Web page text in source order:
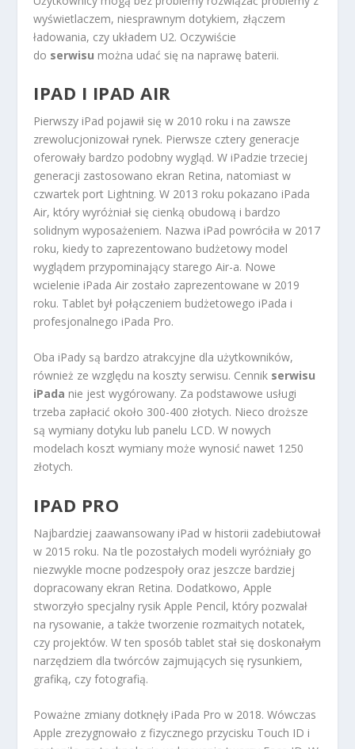
wyświetlaczem, niesprawnym dotykiem, złączem
ładowania, czy układem U2. Oczywiście
do serwisu można udać się na naprawę baterii.
IPAD I IPAD AIR
Pierwszy iPad pojawił się w 2010 roku i na zawsze
zrewolucjonizował rynek. Pierwsze cztery generacje
oferowały bardzo podobny wygląd. W iPadzie trzeciej
generacji zastosowano ekran Retina, natomiast w
czwartek port Lightning. W 2013 roku pokazano iPada
Air, który wyróżniał się cienką obudową i bardzo
solidnym wyposażeniem. Nazwa iPad powróciła w 2017
roku, kiedy to zaprezentowano budżetowy model
wyglądem przypominający starego Air-a. Nowe
wcielenie iPada Air zostało zaprezentowane w 2019
roku. Tablet był połączeniem budżetowego iPada i
profesjonalnego iPada Pro.
Oba iPady są bardzo atrakcyjne dla użytkowników,
również ze względu na koszty serwisu. Cennik serwisu
iPada nie jest wygórowany. Za podstawowe usługi
trzeba zapłacić około 300-400 złotych. Nieco droższe
są wymiany dotyku lub panelu LCD. W nowych
modelach koszt wymiany może wynosić nawet 1250
złotych.
IPAD PRO
Najbardziej zaawansowany iPad w historii zadebiutował
w 2015 roku. Na tle pozostałych modeli wyróżniały go
niezwykle mocne podzespoły oraz jeszcze bardziej
dopracowany ekran Retina. Dodatkowo, Apple
stworzyło specjalny rysik Apple Pencil, który pozwalał
na rysowanie, a także tworzenie rozmaitych notatek,
czy projektów. W ten sposób tablet stał się doskonałym
narzędziem dla twórców zajmujących się rysunkiem,
grafiką, czy fotografią.
Poważne zmiany dotknęły iPada Pro w 2018. Wówczas
Apple zrezygnowało z fizycznego przycisku Touch ID i